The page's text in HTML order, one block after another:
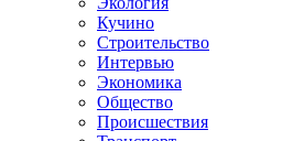
Кучино
Строительство
Интервью
Экономика
Общество
Происшествия